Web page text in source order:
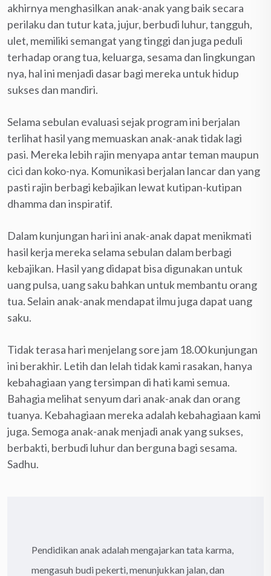
akhirnya menghasilkan anak-anak yang baik secara
perilaku dan tutur kata, jujur, berbudi luhur, tangguh,
ulet, memiliki semangat yang tinggi dan juga peduli
terhadap orang tua, keluarga, sesama dan lingkungan
nya, hal ini menjadi dasar bagi mereka untuk hidup
sukses dan mandiri.
Selama sebulan evaluasi sejak program ini berjalan
terlihat hasil yang memuaskan anak-anak tidak lagi
pasi. Mereka lebih rajin menyapa antar teman maupun
cici dan koko-nya. Komunikasi berjalan lancar dan yang
pasti rajin berbagi kebajikan lewat kutipan-kutipan
dhamma dan inspiratif.
Dalam kunjungan hari ini anak-anak dapat menikmati
hasil kerja mereka selama sebulan dalam berbagi
kebajikan. Hasil yang didapat bisa digunakan untuk
uang pulsa, uang saku bahkan untuk membantu orang
tua. Selain anak-anak mendapat ilmu juga dapat uang
saku.
Tidak terasa hari menjelang sore jam 18.00 kunjungan
ini berakhir. Letih dan lelah tidak kami rasakan, hanya
kebahagiaan yang tersimpan di hati kami semua.
Bahagia melihat senyum dari anak-anak dan orang
tuanya. Kebahagiaan mereka adalah kebahagiaan kami
juga. Semoga anak-anak menjadi anak yang sukses,
berbakti, berbudi luhur dan berguna bagi sesama.
Sadhu.
Pendidikan anak adalah mengajarkan tata karma,
mengasuh budi pekerti, menunjukkan jalan, dan